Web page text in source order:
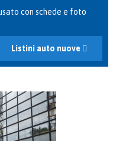
con schede e foto
Listini auto nuove